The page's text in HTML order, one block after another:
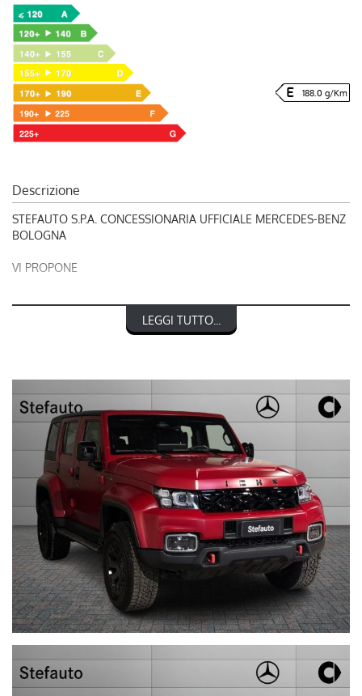
188.0 g/Km
Descrizione
STEFAUTO S.P.A. CONCESSIONARIA UFFICIALE MERCEDES-BENZ
BOLOGNA
VI PROPONE
ICH-X K2 2.0 Turbo Diesel 4x4
nel prezzo è escluso il passaggio di proprietà
OFFERTA VALIDA CON PROMO STEFAUTO (GETTONE
FINANZIAMENTO € 1.000)
LA INVITIAMO A SPECIFICARE:
- UN RECAPITO TELEFONICO
- IN CASO DI AUTO DA DARE IN PERMUTA (MODELLO, ANNO DI
IMMATRICOLAZIONE, KM)
STEFAUTO S.P.A.BOLOGNA
VIA BENTINI, 111
VIALE BERTI - PICHAT, 10 - 40127 BOLOGNA
sales@stefauto.it - www.stefauto.it
LEGGI TUTTO...